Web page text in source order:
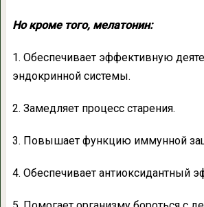
Но кроме того, мелатонин:
1. Обеспечивает эффективную
эндокринной системы.
2. Замедляет процесс старения.
3. Повышает функцию иммунной
4. Обеспечивает антиоксидантный